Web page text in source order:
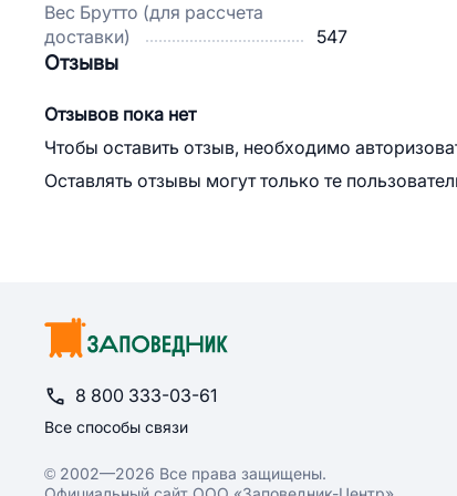
Вес Брутто (для рассчета
доставки)
547
Отзывы
Отзывов пока нет
Чтобы оставить отзыв, необходимо
Оставлять отзывы могут только те
8 800 333-03-61
Все способы связи
© 2002—2026 Все права защищены.